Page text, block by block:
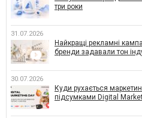
три роки
31.07.2026
Найкращі рекламні
бренди задавали тон
30.07.2026
Куди рухається
підсумками Digital